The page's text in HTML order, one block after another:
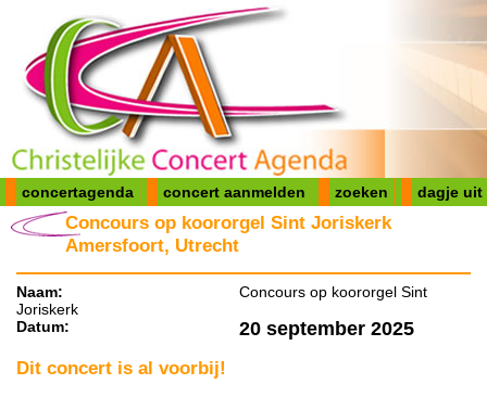
concertagenda concert aanmelden zoeken dagje uit
Concours op koororgel Sint Joriskerk
Amersfoort, Utrecht
Naam:
Concours op koororgel Sint
Joriskerk
Datum:
20 september 2025
Dit concert is al voorbij!